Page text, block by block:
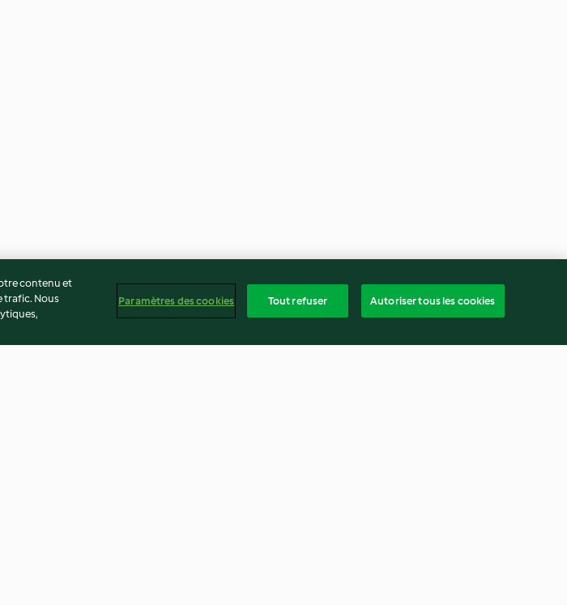
contenu et
trafic. Nous
Paramètres des cookies Tout refuser Autoriser tous les cookies